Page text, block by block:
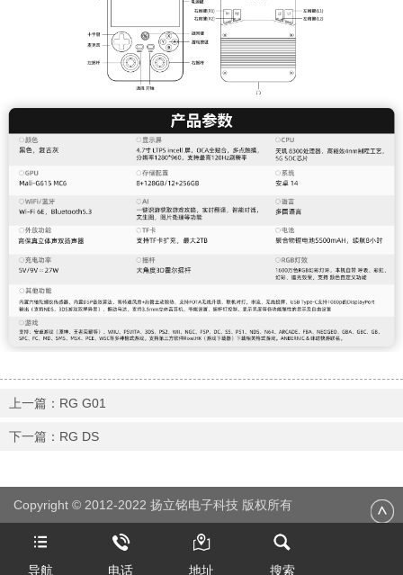
上一篇：RG G01
下一篇：RG DS
Copyright © 2012-2022 扬立铭电子科技 版权所有
导航 电话 地址 搜索